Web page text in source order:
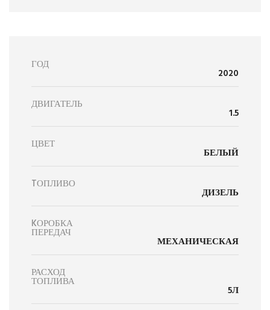
ГОД
2020
ДВИГАТЕЛЬ
1.5
ЦВЕТ
БЕЛЫЙ
TОПЛИВО
ДИЗЕЛЬ
KОРОБКА
ПЕРЕДАЧ
МЕХАНИЧЕСКАЯ
РАСХОД
ТОПЛИВА
5Л